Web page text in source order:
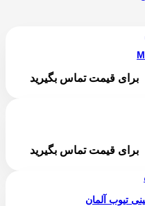
برای قیمت تماس بگیرید
برای قیمت تماس بگیرید
تیوب آلمان